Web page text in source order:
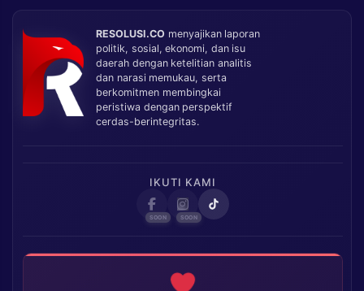
RESOLUSI.CO menyajikan laporan
politik, sosial, ekonomi, dan isu
daerah dengan ketelitian analitis
dan narasi memukau, serta
berkomitmen membingkai
peristiwa dengan perspektif
cerdas-berintegritas.
IKUTI KAMI